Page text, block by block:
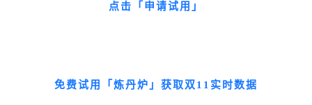
点击「申请试用」
免费试用「炼丹炉」获取双11实时数据